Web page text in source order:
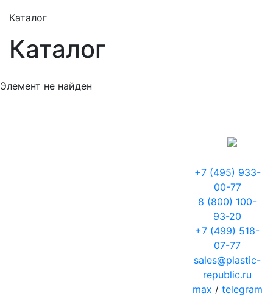
Каталог
Каталог
Элемент не найден
+7 (495) 933-
00-77
8 (800) 100-
93-20
+7 (499) 518-
07-77
sales@plastic-
republic.ru
max / telegram